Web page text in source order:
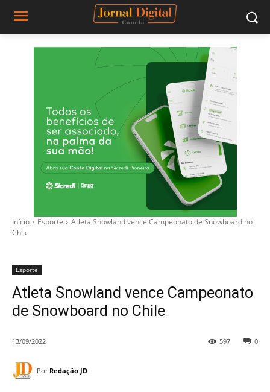
Início Esporte
Atleta Snowland vence Campeonato de Snowboard no
Chile
Esporte
Atleta Snowland vence Campeonato
de Snowboard no Chile
13/09/2022 0
597
Por Redação JD